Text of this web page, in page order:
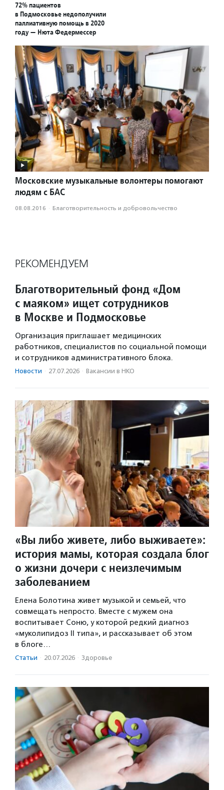
72% пациентов
в Подмосковье недополучили
паллиативную помощь в 2020
году — Нюта Федермессер
Московские музыкальные волонтеры помогают
людям с БАС
08.08.2016 · Благотвори­тель­ность и доброволь­чест­во
РЕКОМЕНДУЕМ
Благотворительный фонд «Дом
с маяком» ищет сотрудников
в Москве и Подмосковье
Организация приглашает медицинских
работников, специалистов по социальной помощи
и сотрудников административного блока.
Новости · 27.07.2026 · Вакансии в НКО
«Вы либо живете, либо выживаете»:
история мамы, которая создала блог
о жизни дочери с неизлечимым
заболеванием
Елена Болотина живет музыкой и семьей, что
совмещать непросто. Вместе с мужем она
воспитывает Соню, у которой редкий диагноз
«муколипидоз II типа», и рассказывает об этом
в блоге…
Статьи · 20.07.2026 · Здоровье